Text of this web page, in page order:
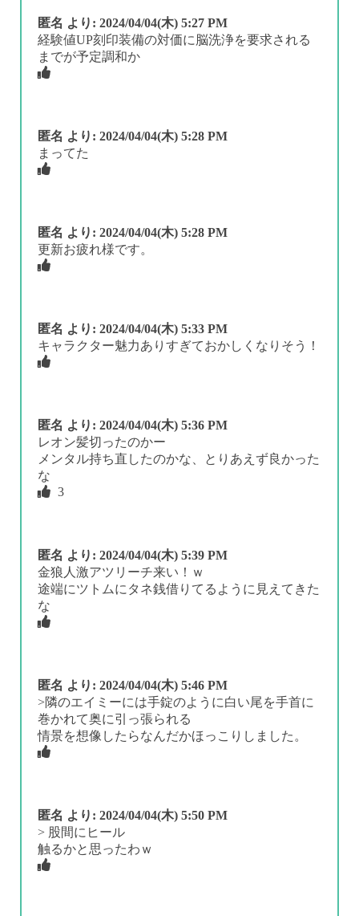
匿名 より: 2024/04/04(木) 5:27 PM
経験値UP刻印装備の対価に脳洗浄を要求される
までが予定調和か
匿名 より: 2024/04/04(木) 5:28 PM
まってた
匿名 より: 2024/04/04(木) 5:28 PM
更新お疲れ様です。
匿名 より: 2024/04/04(木) 5:33 PM
キャラクター魅力ありすぎておかしくなりそう！
匿名 より: 2024/04/04(木) 5:36 PM
レオン髪切ったのかー
メンタル持ち直したのかな、とりあえず良かった
な
3
匿名 より: 2024/04/04(木) 5:39 PM
金狼人激アツリーチ来い！ｗ
途端にツトムにタネ銭借りてるように見えてきた
な
匿名 より: 2024/04/04(木) 5:46 PM
>隣のエイミーには手錠のように白い尾を手首に
巻かれて奥に引っ張られる
情景を想像したらなんだかほっこりしました。
匿名 より: 2024/04/04(木) 5:50 PM
> 股間にヒール
触るかと思ったわｗ